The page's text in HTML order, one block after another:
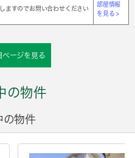
ますのでお問い合わせください
部屋情報
を見る >
ページを見る
の物件
の物件